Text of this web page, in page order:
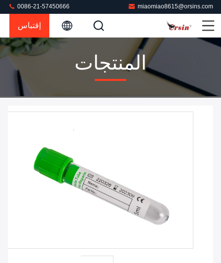
miaomiao8615@orsins.com
0086-21-57450666
إقتباس
المنتجات